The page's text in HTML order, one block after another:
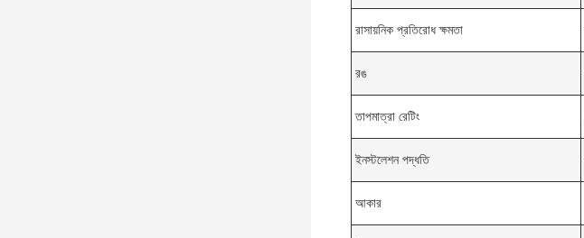
রাসায়নিক প্রতিরোধ ক্ষমতা
রঙ
তাপমাত্রা রেটিং
ইনস্টলেশন পদ্ধতি
আকার